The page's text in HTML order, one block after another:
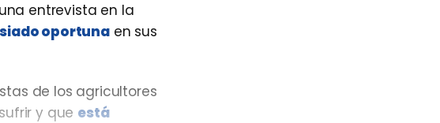
entrevista en la
oportunaen sus
de los agricultores
y que está